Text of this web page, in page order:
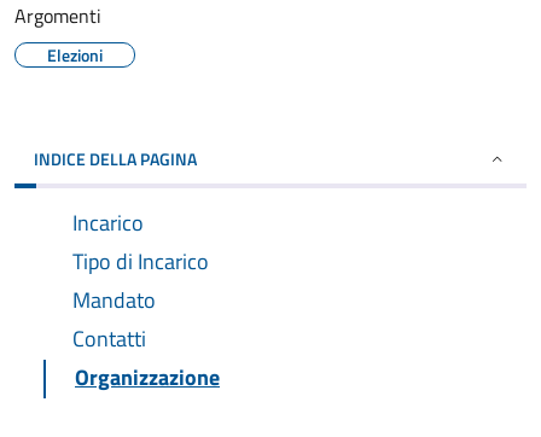
Argomenti
Elezioni
INDICE DELLA PAGINA
Incarico
Tipo di Incarico
Mandato
Contatti
Organizzazione